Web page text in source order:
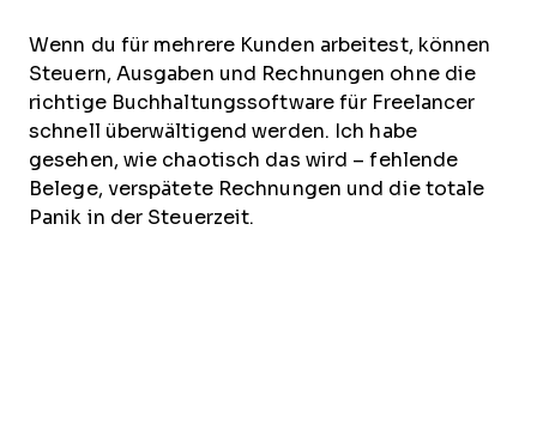
Wenn du für mehrere Kunden arbeitest, können
Steuern, Ausgaben und Rechnungen ohne die
richtige Buchhaltungssoftware für Freelancer
schnell überwältigend werden. Ich habe
gesehen, wie chaotisch das wird – fehlende
Belege, verspätete Rechnungen und die totale
Panik in der Steuerzeit.